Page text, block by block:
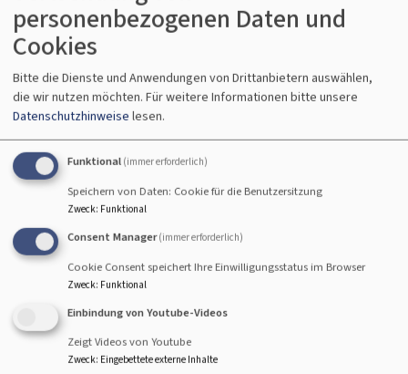
Bildrechte
Glocken zu seinem
macht sie sichtbar.
personenbezogenen Daten und
Cookies
Bitte die Dienste und Anwendungen von Drittanbietern auswählen,
die wir nutzen möchten. Für weitere Informationen bitte unsere
Datenschutzhinweise lesen.
Funktional (immer erforderlich)
Speichern von Daten: Cookie für die Benutzersitzung
Zweck: Funktional
Consent Manager (immer erforderlich)
Cookie Consent speichert Ihre Einwilligungsstatus im Browser
Zweck: Funktional
Einbindung von Youtube-Videos
Zeigt Videos von Youtube
Zweck: Eingebettete externe Inhalte